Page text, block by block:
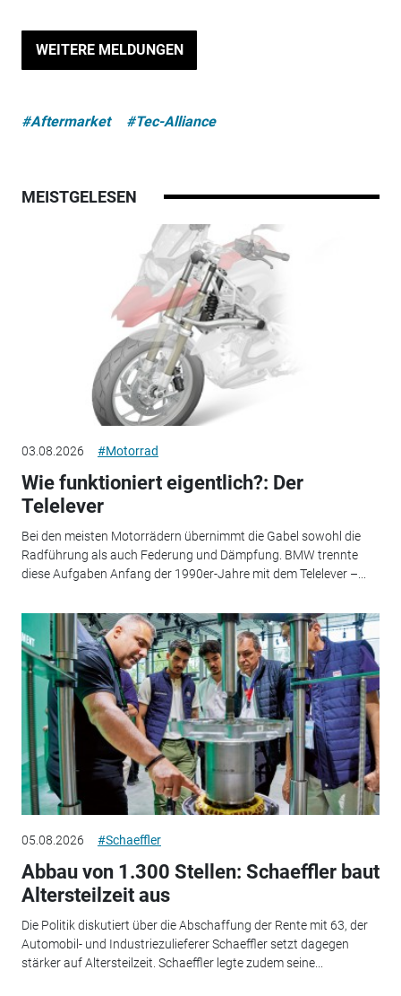
WEITERE MELDUNGEN
#Aftermarket #Tec-Alliance
MEISTGELESEN
03.08.2026 #Motorrad
Wie funktioniert eigentlich?: Der
Telelever
Bei den meisten Motorrädern übernimmt die Gabel sowohl die
Radführung als auch Federung und Dämpfung. BMW trennte
diese Aufgaben Anfang der 1990er-Jahre mit dem Telelever –...
05.08.2026 #Schaeffler
Abbau von 1.300 Stellen: Schaeffler baut
Altersteilzeit aus
Die Politik diskutiert über die Abschaffung der Rente mit 63, der
Automobil- und Industriezulieferer Schaeffler setzt dagegen
stärker auf Altersteilzeit. Schaeffler legte zudem seine...